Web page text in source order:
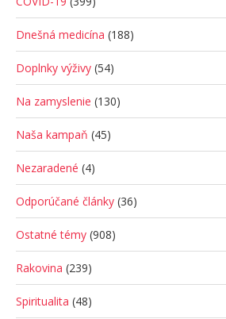
Dnešná medicína (188)
Doplnky výživy (54)
Na zamyslenie (130)
Naša kampaň (45)
Nezaradené (4)
Odporúčané články (36)
Ostatné témy (908)
Rakovina (239)
Spiritualita (48)